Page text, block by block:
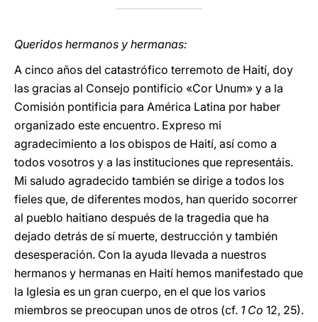
Queridos hermanos y hermanas:
A cinco años del catastrófico terremoto de Haití, doy
las gracias al Consejo pontificio «Cor Unum» y a la
Comisión pontificia para América Latina por haber
organizado este encuentro. Expreso mi
agradecimiento a los obispos de Haití, así como a
todos vosotros y a las instituciones que representáis.
Mi saludo agradecido también se dirige a todos los
fieles que, de diferentes modos, han querido socorrer
al pueblo haitiano después de la tragedia que ha
dejado detrás de sí muerte, destrucción y también
desesperación. Con la ayuda llevada a nuestros
hermanos y hermanas en Haití hemos manifestado que
la Iglesia es un gran cuerpo, en el que los varios
miembros se preocupan unos de otros (cf. 1 Co 12, 25).